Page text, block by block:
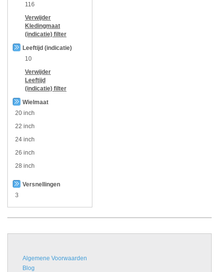
116
Verwijder
Kledingmaat
(indicatie) filter
Leeftijd (indicatie)
10
Verwijder
Leeftijd
(indicatie) filter
Wielmaat
20 inch
22 inch
24 inch
26 inch
28 inch
Versnellingen
3
Algemene Voorwaarden
Blog